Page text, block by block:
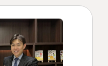
り、無事納税を済ませるこ